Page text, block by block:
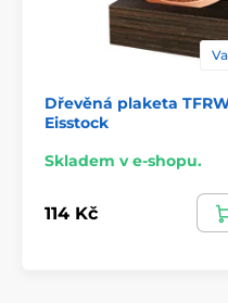
Dřevěná plaketa
Eisstock
Skladem v e-shopu.
114 Kč